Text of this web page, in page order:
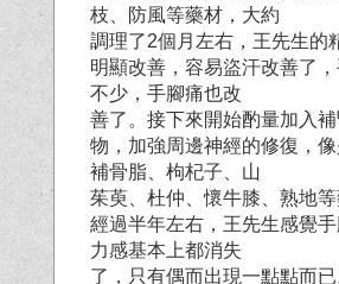
枝、防風等藥材，大約
調理了2個月左右，王先生的
明顯改善，容易盜汗改善了
不少，手腳痛也改
善了。接下來開始酌量加入
物，加強周邊神經的修復，像
補骨脂、枸杞子、山
茱萸、杜仲、懷牛膝、熟地
經過半年左右，王先生感覺
力感基本上都消失
了，只有偶而出現一點點而